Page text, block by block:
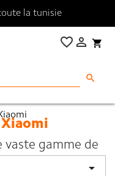
la tunisie
shopping_cart

favorite_border
search
Xiaomi
vaste gamme de
.
